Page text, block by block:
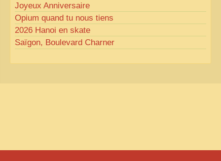
Joyeux Anniversaire
Opium quand tu nous tiens
2026 Hanoi en skate
Saïgon, Boulevard Charner